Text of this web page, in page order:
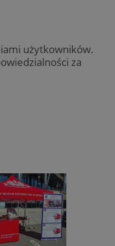
użytkowników.
za